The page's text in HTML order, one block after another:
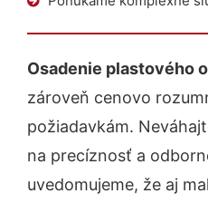
Osadenie plastového
zároveň cenovo
požiadavkám.
na precíznosť a
uvedomujeme, že aj